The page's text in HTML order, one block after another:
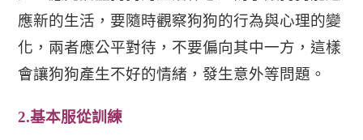
應新的生活，要隨時觀察狗狗的行為與心理的變
化，兩者應公平對待，不要偏向其中一方，這樣
會讓狗狗產生不好的情緒，發生意外等問題。
2.基本服從訓練